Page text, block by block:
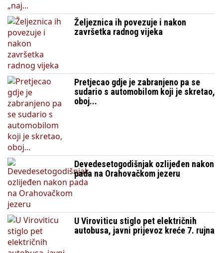
Željeznica ih povezuje i nakon
završetka radnog vijeka
Pretjecao gdje je zabranjeno pa se
sudario s automobilom koji je skretao,
oboj...
Devedesetogodišnjak ozlijeđen nakon
pada na Orahovačkom jezeru
U Viroviticu stiglo pet električnih
autobusa, javni prijevoz kreće 7. rujna